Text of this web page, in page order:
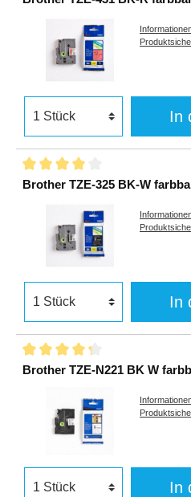
In
Brother TZE-325 BK-W
In
Brother TZE-N221 BK W
In